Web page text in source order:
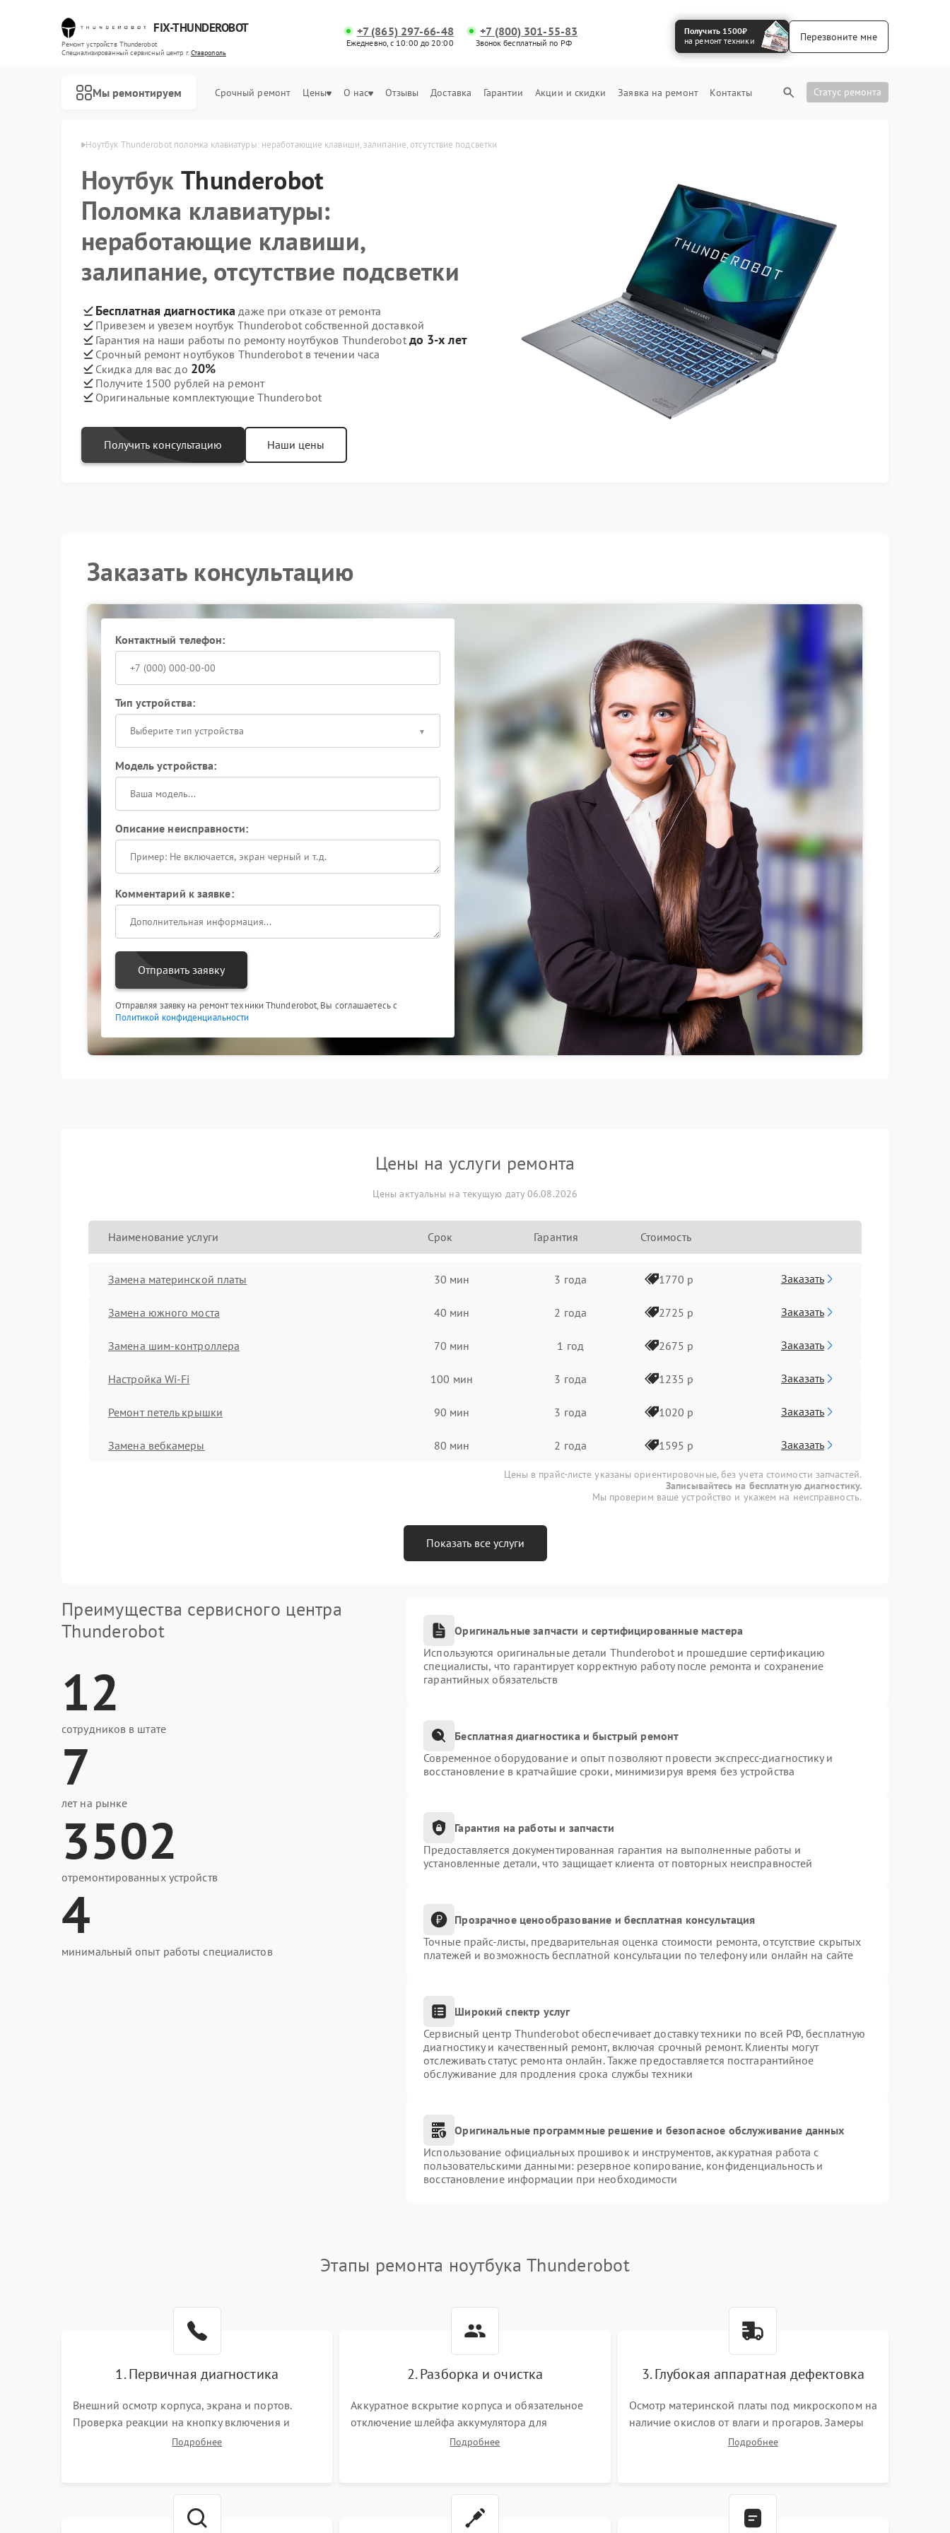
FIX-THUNDEROBOT
Ремонт устройств Thunderobot
Специализированный cервисный центр г.Ставрополь
+7 (865) 297-66-48
Ежедневно, с 10:00 до 20:00
+7 (800) 301-55-83
Звонок бесплатный по РФ
Получить 1500₽
на ремонт техники
Перезвоните мне
Мы ремонтируем Срочный ремонт Цены О нас Отзывы Доставка Гарантии Акции и скидки Заявка на ремонт Контакты Статус ремонта
Ноутбук Thunderobot поломка клавиатуры: неработающие клавиши, залипание, отсутствие подсветки
Ноутбук Thunderobot
Поломка клавиатуры:
неработающие клавиши,
залипание, отсутствие подсветки
Бесплатная диагностика даже при отказе от ремонта
Привезем и увезем ноутбук Thunderobot собственной доставкой
Гарантия на наши работы по ремонту ноутбуков Thunderobot до 3-х лет
Срочный ремонт ноутбуков Thunderobot в течении часа
Скидка для вас до 20%
Получите 1500 рублей на ремонт
Оригинальные комплектующие Thunderobot
Получить консультацию Наши цены
Заказать консультацию
Контактный телефон:
Тип устройства:
Выберите тип устройства
Модель устройства:
Описание неисправности:
Комментарий к заявке:
Отправить заявку
Отправляя заявку на ремонт техники Thunderobot, Вы соглашаетесь с
Политикой конфиденциальности
Цены на услуги ремонта
Цены актуальны на текущую дату 06.08.2026
Наименование услуги Срок Гарантия Стоимость
Замена материнской платы 30 мин 3 года 1770 р Заказать
Замена южного моста 40 мин 2 года 2725 р Заказать
Замена шим-контроллера 70 мин 1 год 2675 р Заказать
Настройка Wi-Fi 100 мин 3 года 1235 р Заказать
Ремонт петель крышки 90 мин 3 года 1020 р Заказать
Замена вебкамеры 80 мин 2 года 1595 р Заказать
Цены в прайс-листе указаны ориентировочные, без учета стоимости запчастей.
Записывайтесь на бесплатную диагностику.
Мы проверим ваше устройство и укажем на неисправность.
Показать все услуги
Преимущества сервисного центра
Thunderobot
12
сотрудников в штате
7
лет на рынке
3502
отремонтированных устройств
4
минимальный опыт работы специалистов
Оригинальные запчасти и сертифицированные мастера
Используются оригинальные детали Thunderobot и прошедшие сертификацию
специалисты, что гарантирует корректную работу после ремонта и сохранение
гарантийных обязательств
Бесплатная диагностика и быстрый ремонт
Современное оборудование и опыт позволяют провести экспресс-диагностику и
восстановление в кратчайшие сроки, минимизируя время без устройства
Гарантия на работы и запчасти
Предоставляется документированная гарантия на выполненные работы и
установленные детали, что защищает клиента от повторных неисправностей
Прозрачное ценообразование и бесплатная консультация
Точные прайс-листы, предварительная оценка стоимости ремонта, отсутствие скрытых
платежей и возможность бесплатной консультации по телефону или онлайн на сайте
Широкий спектр услуг
Сервисный центр Thunderobot обеспечивает доставку техники по всей РФ, бесплатную
диагностику и качественный ремонт, включая срочный ремонт. Клиенты могут
отслеживать статус ремонта онлайн. Также предоставляется постгарантийное
обслуживание для продления срока службы техники
Оригинальные программные решение и безопасное обслуживание данных
Использование официальных прошивок и инструментов, аккуратная работа с
пользовательскими данными: резервное копирование, конфиденциальность и
восстановление информации при необходимости
Этапы ремонта ноутбука Thunderobot
1. Первичная диагностика
Внешний осмотр корпуса, экрана и портов.
Проверка реакции на кнопку включения и
подключение зарядного устройства. Оценка
Подробнее
2. Разборка и очистка
Аккуратное вскрытие корпуса и обязательное
отключение шлейфа аккумулятора для
обесточивания платы. Демонтаж системы
Подробнее
3. Глубокая аппаратная дефектовка
Осмотр материнской платы под микроскопом на
наличие окислов от влаги и прогаров. Замеры
сопротивлений и дежурных напряжений.
Подробнее